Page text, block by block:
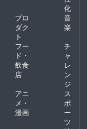
化
プロ
ダク
ト
音
楽
フー
ド・
飲食
店
チ
ャ
レ
ン
ジ
アニ
メ・
漫画
ス
ポ
ー
ツ